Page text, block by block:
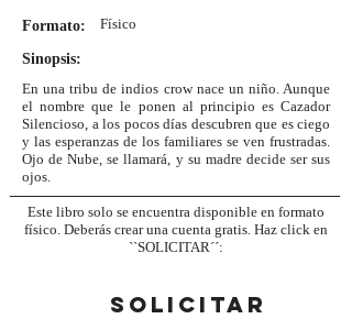
Formato: Físico
Sinopsis:
En una tribu de indios crow nace un niño. Aunque
el nombre que le ponen al principio es Cazador
Silencioso, a los pocos días descubren que es ciego
y las esperanzas de los familiares se ven frustradas.
Ojo de Nube, se llamará, y su madre decide ser sus
ojos.
Este libro solo se encuentra disponible en formato
físico. Deberás crear una cuenta gratis. Haz click en
``SOLICITAR´´:
SOLICITAR